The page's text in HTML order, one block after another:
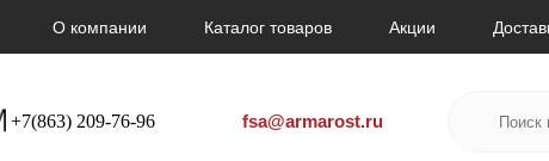
О компании Каталог товаров Акции
+7(863) 209-76-96
fsa@armarost.ru